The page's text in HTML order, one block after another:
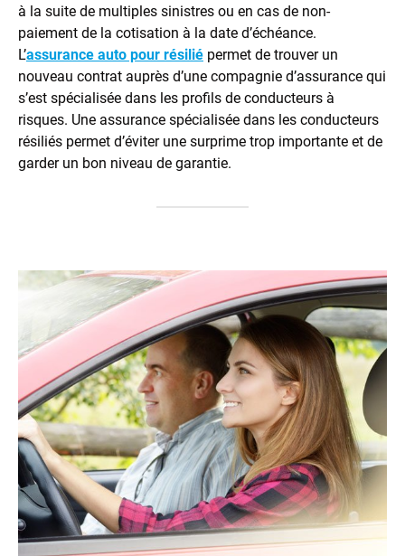
à la suite de multiples sinistres ou en cas de non-
paiement de la cotisation à la date d’échéance.
L’assurance auto pour résilié permet de trouver un
nouveau contrat auprès d’une compagnie d’assurance qui
s’est spécialisée dans les profils de conducteurs à
risques. Une assurance spécialisée dans les conducteurs
résiliés permet d’éviter une surprime trop importante et de
garder un bon niveau de garantie.